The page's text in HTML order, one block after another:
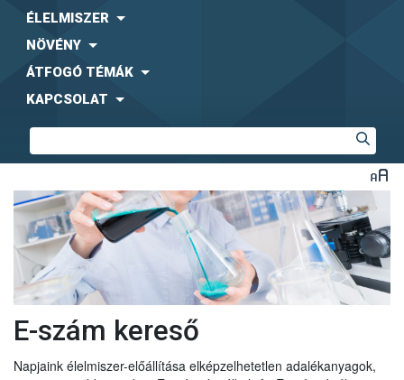
ÉLELMISZER
NÖVÉNY
ÁTFOGÓ TÉMÁK
KAPCSOLAT
E-szám kereső
Napjaink élelmiszer-előállítása elképzelhetetlen adalékanyagok,